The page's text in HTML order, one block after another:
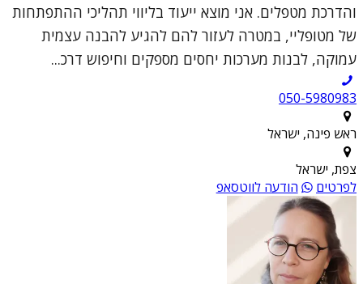
והדרכת מטפלים. אני מוצא ייעוד בליווי תהליכי ההתפתחות
של מטופליי, במטרה לעזור להם להגיע להבנה עצמית
עמוקה, לבנות מערכות יחסים מספקים וחיפוש דרכ...
050-5980983
ראש פינה, ישראל
צפת, ישראל
לפרטים
הודעה לווטסאפ